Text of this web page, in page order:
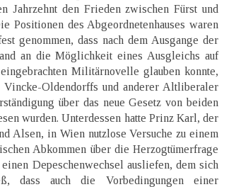
Jahrzehnt den Frieden zwischen Fürst und
Positionen des Abgeordnetenhauses waren
genommen, dass nach dem Ausgange der
an die Möglichkeit eines Ausgleichs auf
Militärnovelle glauben konnte,
Oldendorffs und anderer Altliberaler
über das neue Gesetz von beiden
wurden. Unterdessen hatte Prinz Karl, der
Alsen, in Wien nutzlose Versuche zu einem
Abkommen über die Herzogtümerfrage
Depeschenwechsel ausliefen, dem sich
dass auch die Vorbedingungen einer